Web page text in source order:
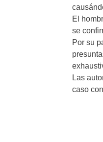
El
se
Por su
Las
caso